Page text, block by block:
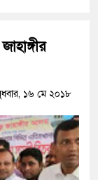
১৬ মে ২০১৮